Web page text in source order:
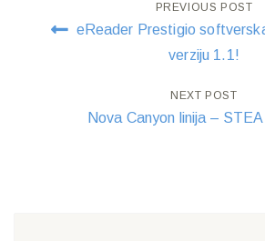
Post
navigation
PREVIOUS POST
eReader Prestigio
verziju 1.1!
NEXT POST
Nova Canyon linija –